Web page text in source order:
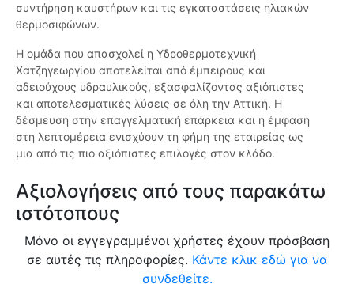
συντήρηση καυστήρων και τις εγκαταστάσεις ηλιακών
θερμοσιφώνων.
Η ομάδα που απασχολεί η Υδροθερμοτεχνική
Χατζηγεωργίου αποτελείται από έμπειρους και
αδειούχους υδραυλικούς, εξασφαλίζοντας αξιόπιστες
και αποτελεσματικές λύσεις σε όλη την Αττική. Η
δέσμευση στην επαγγελματική επάρκεια και η έμφαση
στη λεπτομέρεια ενισχύουν τη φήμη της εταιρείας ως
μια από τις πιο αξιόπιστες επιλογές στον κλάδο.
Αξιολογήσεις από τους παρακάτω
ιστότοπους
Μόνο οι εγγεγραμμένοι χρήστες έχουν πρόσβαση
σε αυτές τις πληροφορίες. Κάντε κλικ εδώ για να
συνδεθείτε.